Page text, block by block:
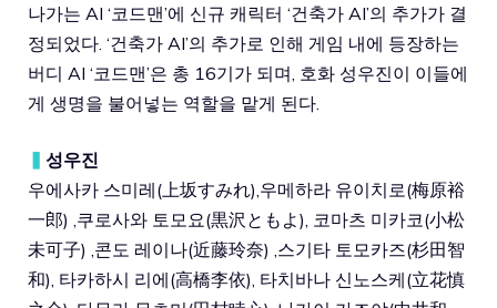
나가는 AI ‘코드맨’에 신규 캐릭터 ‘건축가 AI’의 추가가 결
정되었다. ‘건축가 AI’의 추가로 인해 게임 내에 등장하는
버디 AI ‘코드맨’은 총 16기가 되며, 호화 성우진이 이들에
게 생명을 불어넣는 역할을 맡게 된다.
▍ 성우진
우에사카 스미레(上坂すみれ),우메하라 유이치로(梅原裕
一郎) ,쿠로사와 토모요(黒沢ともよ), 코마츠 미카코(小松
未可子) ,콘도 레이나(近藤玲奈) ,스기타 토모카즈(杉田智
和), 타카하시 리에(高橋李依), 타치바나 신노스케(立花慎